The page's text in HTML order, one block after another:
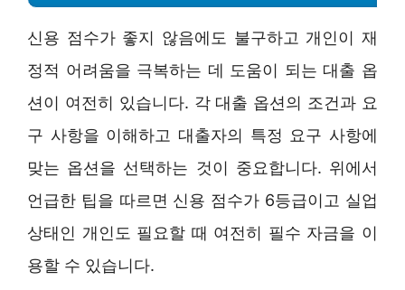
신용 점수가 좋지 않음에도 불구하고 개인이 재
정적 어려움을 극복하는 데 도움이 되는 대출 옵
션이 여전히 있습니다. 각 대출 옵션의 조건과 요
구 사항을 이해하고 대출자의 특정 요구 사항에
맞는 옵션을 선택하는 것이 중요합니다. 위에서
언급한 팁을 따르면 신용 점수가 6등급이고 실업
상태인 개인도 필요할 때 여전히 필수 자금을 이
용할 수 있습니다.